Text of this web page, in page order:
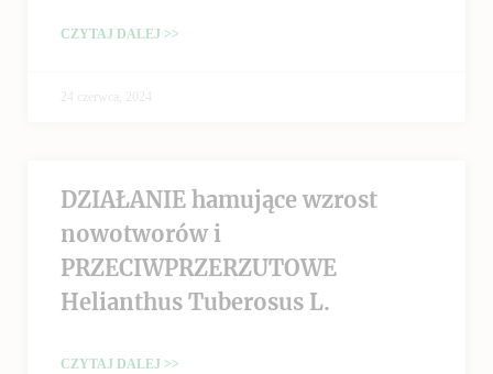
CZYTAJ DALEJ >>
24 czerwca, 2024
DZIAŁANIE hamujące wzrost
nowotworów i
PRZECIWPRZERZUTOWE
Helianthus Tuberosus L.
CZYTAJ DALEJ >>